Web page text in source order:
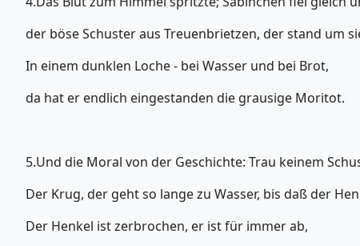
der böse Schuster aus Treuenbrietzen, der stand um
In einem dunklen Loche - bei Wasser und bei Brot,
da hat er endlich eingestanden die grausige Moritot.
5.Und die Moral von der Geschichte: Trau keinem
Der Krug, der geht so lange zu Wasser, bis daß der
Der Henkel ist zerbrochen, er ist für immer ab,